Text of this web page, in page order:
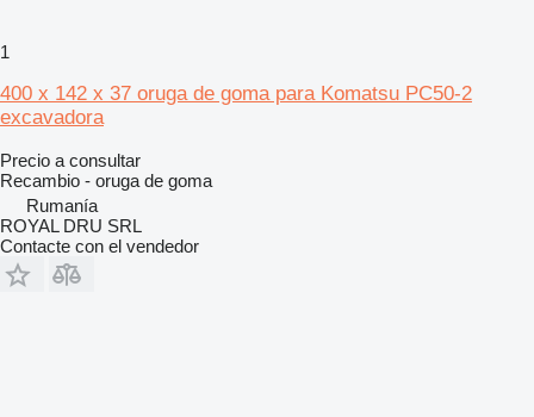
1
400 x 142 x 37 oruga de goma para Komatsu PC50-2
excavadora
Precio a consultar
Recambio - oruga de goma
Rumanía
ROYAL DRU SRL
Contacte con el vendedor